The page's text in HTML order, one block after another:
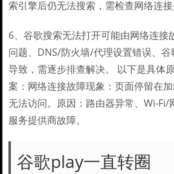
索引擎后仍无法搜索，需检查网络连接
6、谷歌搜索无法打开可能由网络连接
问题、DNS/防火墙/代理设置错误、
导致，需逐步排查解决。 以下是具体
案：网络连接故障现象：页面停留在
无法访问。原因：路由器异常、Wi-Fi/
服务提供商故障。
谷歌play一直转圈